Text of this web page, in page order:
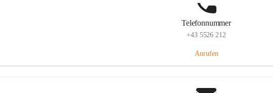
Telefonnummer
+43 5526 212
Anrufen